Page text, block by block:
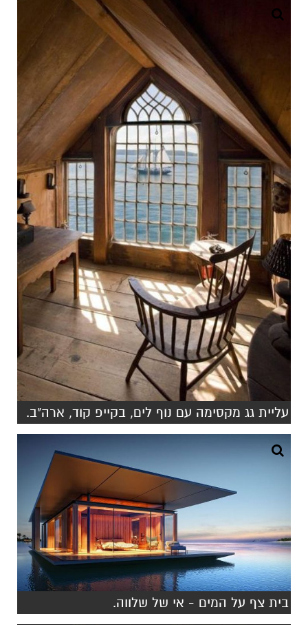
עליית גג מקסימה עם נוף לים, בקייפ קוד, ארה"ב.
בית צף על המים - אי של שלווה.